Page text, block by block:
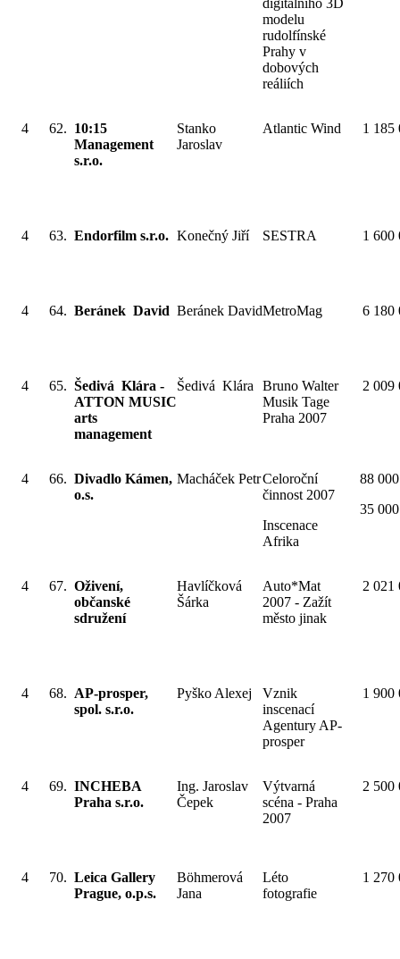
digitalního 3D
modelu
rudolfínské
Prahy v
dobových
reáliích
4 62. 10:15
Management
s.r.o.
Stanko
Jaroslav
Atlantic Wind 1 185
4 63. Endorfilm s.r.o. Konečný Jiří SESTRA 1 600
4 64. Beránek David Beránek DavidMetroMag 6 180
4 65. Šedivá Klára -
ATTON MUSIC
arts
management
Šedivá Klára
Bruno Walter
Musik Tage
Praha 2007
2 009
4 66. Divadlo Kámen,
o.s.
Macháček PetrCeloroční
činnost 2007
Inscenace
Afrika
88
35
4 67. Oživení,
občanské
sdružení
Havlíčková
Šárka
Auto*Mat
2007 - Zažít
město jinak
2 021
4 68. AP-prosper,
spol. s.r.o.
Pyško Alexej
Vznik
inscenací
Agentury AP-
prosper
1 900
4 69. INCHEBA
Praha s.r.o.
Ing. Jaroslav
Čepek
Výtvarná
scéna - Praha
2007
2 500
4 70. Leica Gallery
Prague, o.p.s.
Böhmerová
Jana
Léto
fotografie
1 270